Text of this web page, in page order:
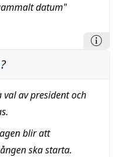
datum"
?
val av president och
blir att
ska starta.